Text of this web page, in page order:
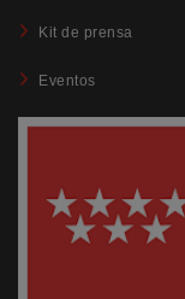
Kit de prensa
Eventos